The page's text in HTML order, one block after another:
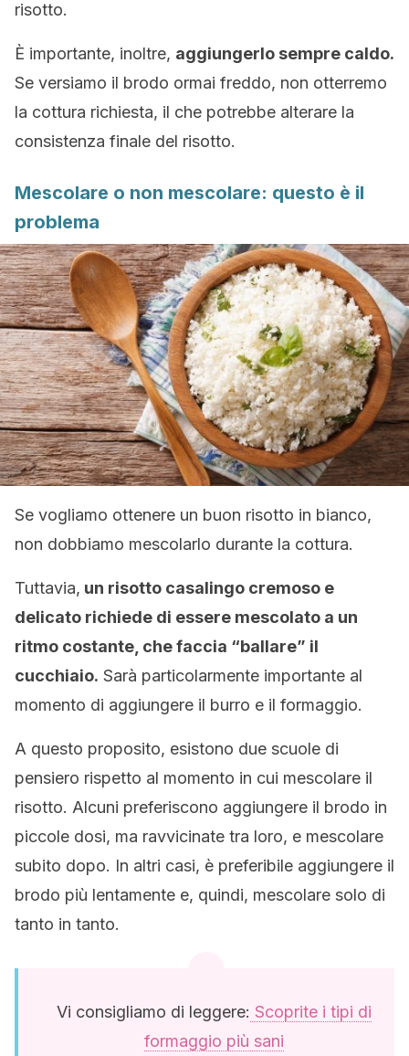
risotto.
È importante, inoltre, aggiungerlo sempre caldo.
Se versiamo il brodo ormai freddo, non otterremo
la cottura richiesta, il che potrebbe alterare la
consistenza finale del risotto.
Mescolare o non mescolare: questo è il
problema
Se vogliamo ottenere un buon risotto in bianco,
non dobbiamo mescolarlo durante la cottura.
Tuttavia, un risotto casalingo cremoso e
delicato richiede di essere mescolato a un
ritmo costante, che faccia “ballare” il
cucchiaio. Sarà particolarmente importante al
momento di aggiungere il burro e il formaggio.
A questo proposito, esistono due scuole di
pensiero rispetto al momento in cui mescolare il
risotto. Alcuni preferiscono aggiungere il brodo in
piccole dosi, ma ravvicinate tra loro, e mescolare
subito dopo. In altri casi, è preferibile aggiungere il
brodo più lentamente e, quindi, mescolare solo di
tanto in tanto.
Vi consigliamo di leggere: Scoprite i tipi di
formaggio più sani